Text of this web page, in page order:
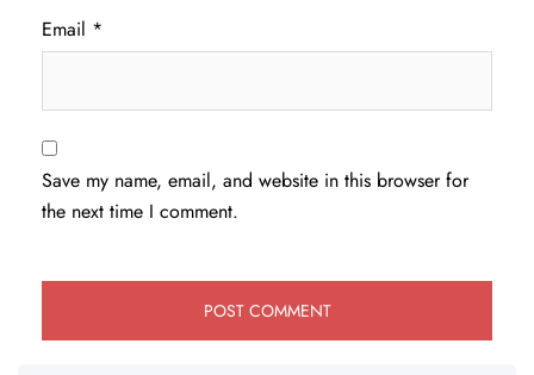
Email *
Save my name, email, and website in this browser for
the next time I comment.